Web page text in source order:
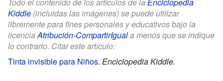
Kiddle (incluidas las imágenes) se puede utilizar
libremente para fines personales y educativos bajo la
licencia Atribución-CompartirIguala menos que se indique
lo contrario. Citar este artículo:
Tinta invisible para Niños. Enciclopedia Kiddle.